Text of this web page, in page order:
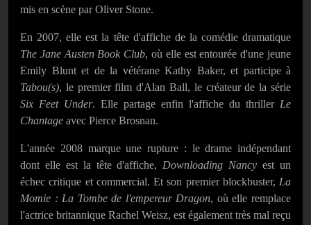
mis en scène par Oliver Stone.
En 2007, elle est la tête d'affiche de la comédie dramatique
The Jane Austen Book Club, où elle est entourée d'une jeune
Emily Blunt et de la vétérane Kathy Baker, et participe à
Tabou(s), le premier film d'Alan Ball, le créateur de la série
Six Feet Under. Elle partage enfin l'affiche du thriller Le
Chantage avec Pierce Brosnan.
L'année 2008 marque une rupture : le drame indépendant
dont elle est la tête d'affiche, Downloading Nancy est un
échec critique et commercial. Et son premier blockbuster, La
Momie : La Tombe de l'empereur Dragon, où elle remplace
l'actrice britannique Rachel Weisz, est également très mal reçu